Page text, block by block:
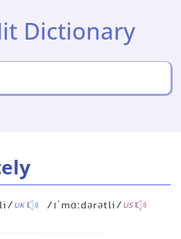
Dictionary
UK /ɪˈmɑːdərətli/US